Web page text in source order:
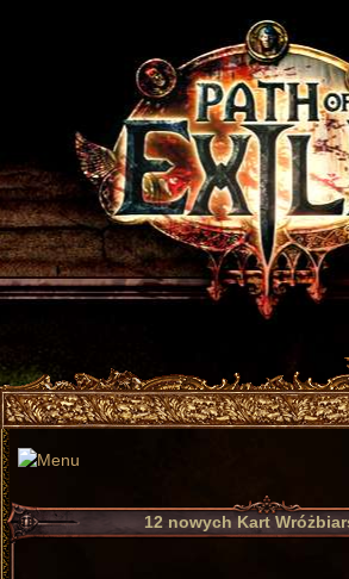
12 nowych Kart